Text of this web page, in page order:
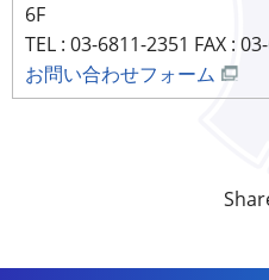
6F
TEL : 03-6811-2351 FAX :
お問い合わせフォーム